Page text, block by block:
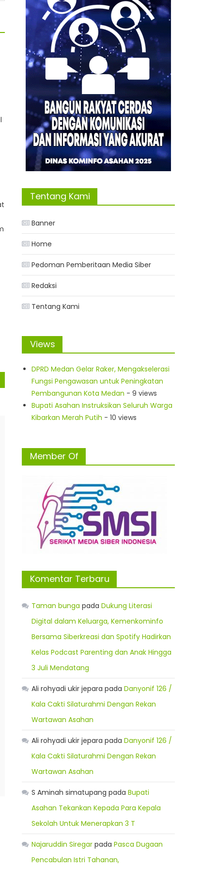
Tentang Kami
Banner
Home
Pedoman Pemberitaan Media Siber
Redaksi
Tentang Kami
Views
DPRD Medan Gelar Raker, Mengakselerasi
Fungsi Pengawasan untuk Peningkatan
Pembangunan Kota Medan - 9 views
Bupati Asahan Instruksikan Seluruh Warga
Kibarkan Merah Putih - 10 views
Member Of
Komentar Terbaru
Taman bunga padaDukung Literasi
Digital dalam Keluarga, Kemenkominfo
Bersama Siberkreasi dan Spotify Hadirkan
Kelas Podcast Parenting dan Anak Hingga
3 Juli Mendatang
Ali rohyadi ukir jepara padaDanyonif 126 /
Kala Cakti Silaturahmi Dengan Rekan
Wartawan Asahan
Ali rohyadi ukir jepara padaDanyonif 126 /
Kala Cakti Silaturahmi Dengan Rekan
Wartawan Asahan
S Aminah simatupang padaBupati
Asahan Tekankan Kepada Para Kepala
Sekolah Untuk Menerapkan 3 T
Najaruddin Siregar padaPasca Dugaan
Pencabulan Istri Tahanan,